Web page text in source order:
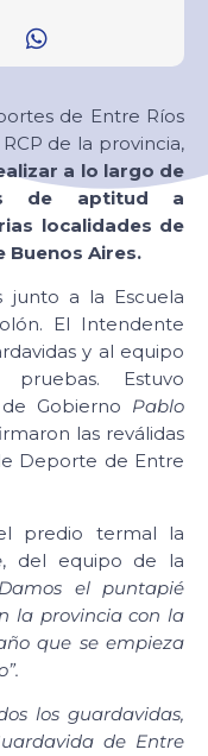
de Entre Ríos
de la provincia,
a lo largo de
de aptitud a
localidades de
Buenos Aires.
junto a la Escuela
El Intendente
y al equipo
Estuvo
Gobierno Pablo
las reválidas
Deporte de Entre
predio termal la
, del equipo de la
el puntapié
la provincia con la
que se empieza
los guardavidas,
de Entre